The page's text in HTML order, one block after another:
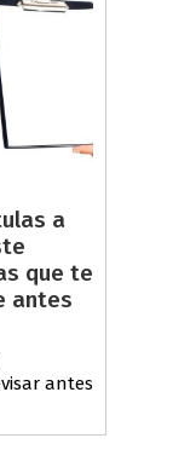
a
que te
antes
antes